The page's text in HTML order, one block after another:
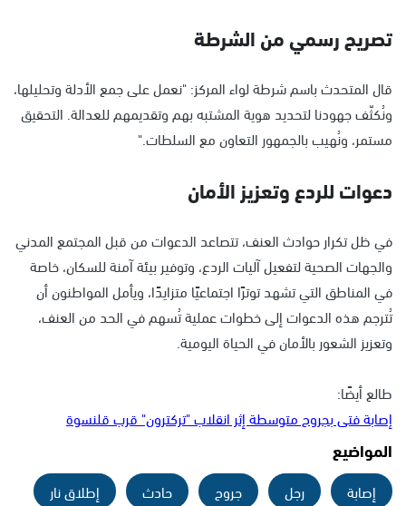
تصريح رسمي من الشرطة
قال المتحدث باسم شرطة لواء المركز: "نعمل على جمع الأدلة وتحليلها،
ونُكثّف جهودنا لتحديد هوية المشتبه بهم وتقديمهم للعدالة. التحقيق
مستمر، ونُهيب بالجمهور التعاون مع السلطات."
دعوات للردع وتعزيز الأمان
في ظل تكرار حوادث العنف، تتصاعد الدعوات من قبل المجتمع المدني
والجهات الصحية لتفعيل آليات الردع، وتوفير بيئة آمنة للسكان، خاصة
في المناطق التي تشهد توترًا اجتماعيًا متزايدًا، ويأمل المواطنون أن
تُترجم هذه الدعوات إلى خطوات عملية تُسهم في الحد من العنف،
وتعزيز الشعور بالأمان في الحياة اليومية.
طالع أيضًا:
إصابة فتى بجروح متوسطة إثر انقلاب "تركترون" قرب قلنسوة
المواضيع
إصابة رجل جروح حادث
إطلاق نار